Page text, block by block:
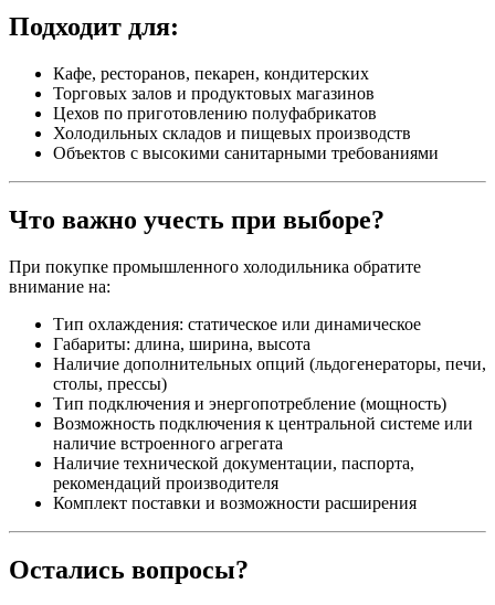
Подходит для:
Кафе, ресторанов, пекарен, кондитерских
Торговых залов и продуктовых магазинов
Цехов по приготовлению полуфабрикатов
Холодильных складов и пищевых производств
Объектов с высокими санитарными требованиями
Что важно учесть при выборе?
При покупке промышленного холодильника обратите
внимание на:
Тип охлаждения: статическое или динамическое
Габариты: длина, ширина, высота
Наличие дополнительных опций (льдогенераторы, печи,
столы, прессы)
Тип подключения и энергопотребление (мощность)
Возможность подключения к центральной системе или
наличие встроенного агрегата
Наличие технической документации, паспорта,
рекомендаций производителя
Комплект поставки и возможности расширения
Остались вопросы?